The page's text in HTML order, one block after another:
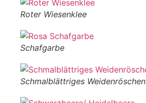
Roter Wiesenklee
Schafgarbe
Schmalblättriges Weidenröschen